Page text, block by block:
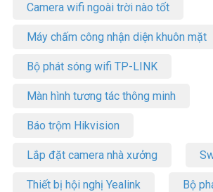
Camera wifi ngoài trời nào tốt
Máy chấm công nhận diện khuôn mặt
Bộ phát sóng wifi TP-LINK
Màn hình tương tác thông minh
Báo trộm Hikvision
Lắp đặt camera nhà xưởng
Thiết bị hội nghị Yealink Bộ